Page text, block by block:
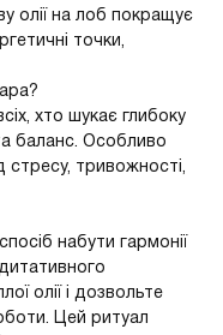
олії на лоб покращує
точки,
хто шукає глибоку
баланс. Особливо
стресу, тривожності,
набути гармонії
олії і дозвольте
Цей ритуал